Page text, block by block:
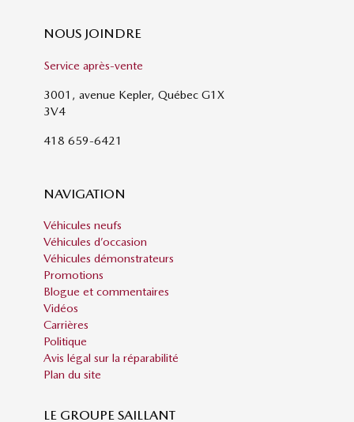
NOUS JOINDRE
Service après-vente
3001, avenue Kepler, Québec G1X
3V4
418 659-6421
NAVIGATION
Véhicules neufs
Véhicules d’occasion
Véhicules démonstrateurs
Promotions
Blogue et commentaires
Vidéos
Carrières
Politique
Avis légal sur la réparabilité
Plan du site
LE GROUPE SAILLANT